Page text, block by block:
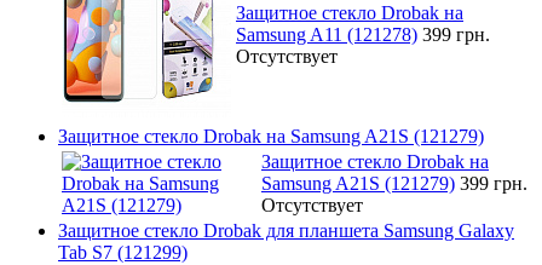
Защитное стекло Drobak на
Samsung A11 (121278) 399 грн.
Отсутствует
Защитное стекло Drobak на Samsung A21S (121279)
Защитное стекло Drobak на
Samsung A21S (121279) 399 грн.
Отсутствует
Защитное стекло Drobak для планшета Samsung Galaxy
Tab S7 (121299)